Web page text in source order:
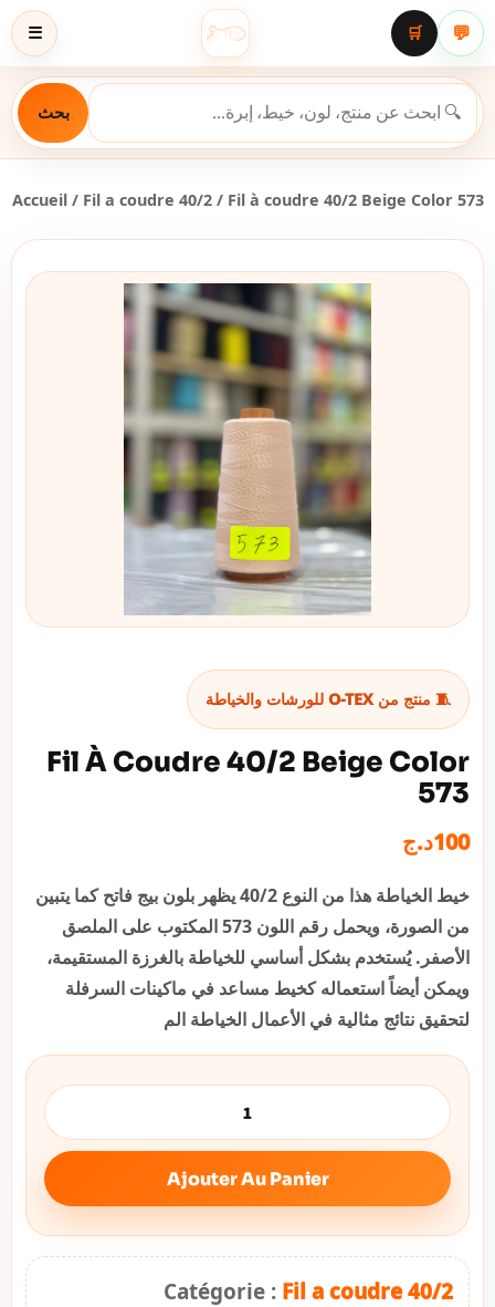
☰ 💬
🛒
بحث
Accueil / Fil a coudre 40/2 / Fil à coudre 40/2 Beige Color 573
🧵 منتج من O-TEX للورشات والخياطة
Fil À Coudre 40/2 Beige Color
573
100د.ج
خيط الخياطة هذا من النوع 40/2 يظهر بلون بيج فاتح كما يتبين
من الصورة، ويحمل رقم اللون 573 المكتوب على الملصق
الأصفر. يُستخدم بشكل أساسي للخياطة بالغرزة المستقيمة،
ويمكن أيضاً استعماله كخيط مساعد في ماكينات السرفلة
لتحقيق نتائج مثالية في الأعمال الخياطة الم
Ajouter Au Panier
Catégorie : Fil a coudre 40/2